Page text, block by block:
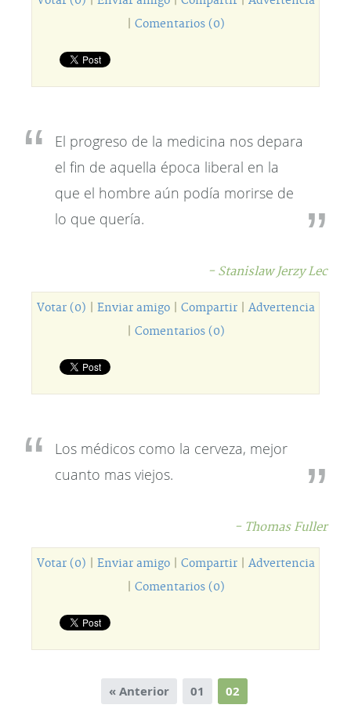
Comentarios (0)
El progreso de la medicina nos depara
el fin de aquella época liberal en la
que el hombre aún podía morirse de
lo que quería.
- Stanislaw Jerzy Lec
Votar (0) Enviar amigo| Compartir| Advertencia
Comentarios (0)
Los médicos como la cerveza, mejor
cuanto mas viejos.
- Thomas Fuller
Votar (0) Enviar amigo| Compartir| Advertencia
Comentarios (0)
« Anterior 01 02